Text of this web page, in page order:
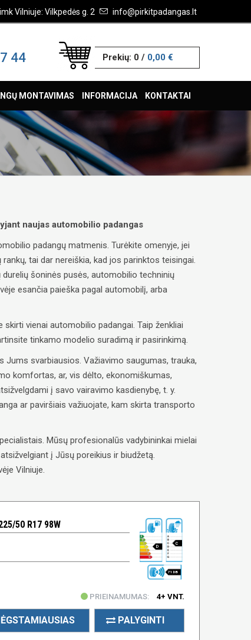
Vilniuje: Vilkpedės g. 2 info@pirkitpadangas.lt
44 Prekių: 0/ 0,00 €
MONTAVIMAS INFORMACIJA KONTAKTAI
naujas automobilio padangas
padangų matmenis. Turėkite omenyje, jei
tai dar nereiškia, kad jos parinktos teisingai.
šoninės pusės, automobilio techninių
esančia paieška pagal automobilį, arba
vienai automobilio padangai. Taip ženkliai
tinkamo modelio suradimą ir pasirinkimą.
Jums svarbiausios. Važiavimo saugumas, trauka,
komfortas, ar, vis dėlto, ekonomiškumas,
į savo vairavimo kasdienybę, t. y.
ar paviršiais važiuojate, kam skirta transporto
Mūsų profesionalūs vadybininkai mielai
į Jūsų poreikius ir biudžetą.
Vilniuje.
50 R17 98W
D
C
71 DB
PRIEINAMUMAS: 4+ VNT.
PALYGINTI